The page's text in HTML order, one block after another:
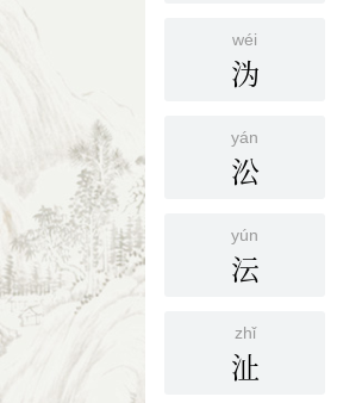
wéi
沩
yán
㳂
yún
沄
zhǐ
沚